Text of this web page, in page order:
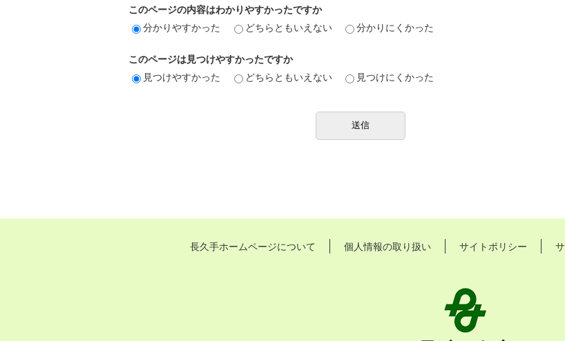
このページの内容はわかりやすかったですか
分かりやすかった
どちらともいえない 分かりにくかった
このページは見つけやすかったですか
見つけやすかった
どちらともいえない 見つけにくかった
長久手ホームページについて 個人情報の取り扱い サイトポリシー